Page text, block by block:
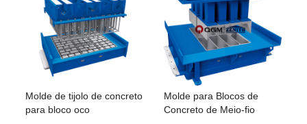
Molde de tijolo de concreto
para bloco oco
Molde para Blocos de
Concreto de Meio-fio